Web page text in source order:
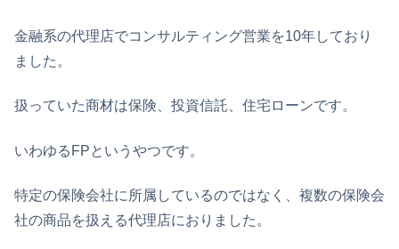
金融系の代理店でコンサルティング営業を10年しており
ました。
扱っていた商材は保険、投資信託、住宅ローンです。
いわゆるFPというやつです。
特定の保険会社に所属しているのではなく、複数の保険会
社の商品を扱える代理店におりました。